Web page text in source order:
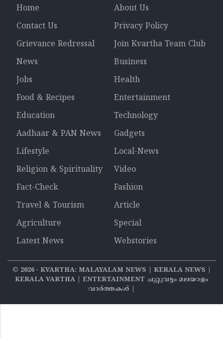
Home
About Us
Contact Us
Privacy Policy
Grievance Redressal
Join Kvartha Team Club
News
Business
Jobs
Health
Food & Recipes
Entertainment
Education
Technology
Aadhaar & PAN News
Gadgets
Lifestyle
Local-News
Religion & Spirituality
Video
Fact-Check
Fashion
Travel & Tourism
Article
Agriculture
Special
Latest News
Webstories
© 2026‧ KVARTHA: MALAYALAM NEWS | KERALA NEWS |
KERALA VARTHA | ENTERTAINMENT ചുറ്റുവട്ടം മലയാളം
വാര്‍ത്തകൾ |